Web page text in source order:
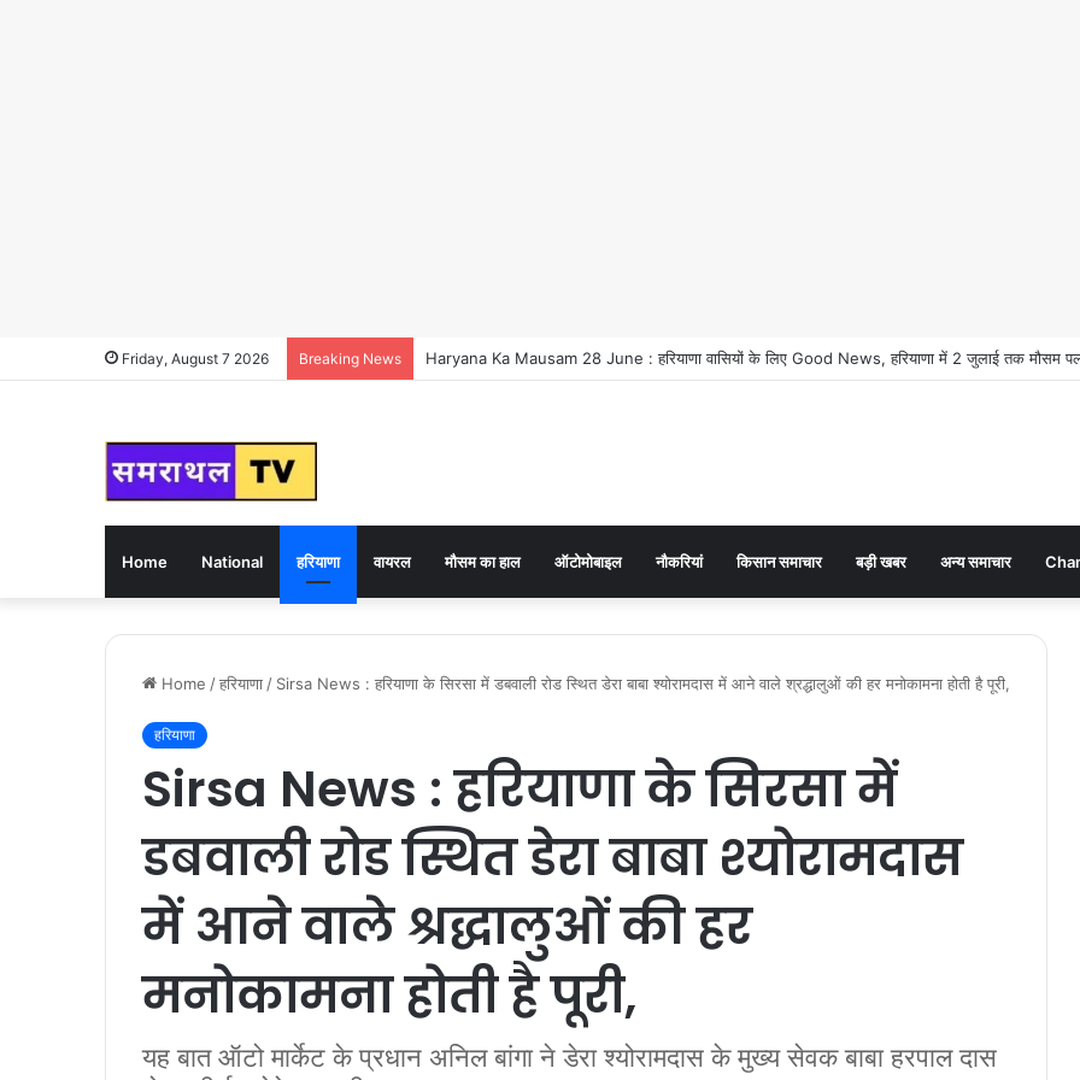
Friday, August 7 2026 Breaking News Haryana News : हरियाणा वासियों के लिए Good News, हरियाणा वासियों का गुरुग्राम में अपना घर लेने का
Home National हरियाणा वायरल मौसम का हाल ऑटोमोबाइल नौकरियां किसान समाचार बड़ी खबर अन्य समाचार
Home /हरियाणा / Sirsa News : हरियाणा के सिरसा में डबवाली रोड स्थित डेरा बाबा श्योरामदास में आने वाले श्रद्धालुओं की हर मनोकामना होती है पूरी,
हरियाणा
Sirsa News : हरियाणा के सिरसा में
डबवाली रोड स्थित डेरा बाबा श्योरामदास
में आने वाले श्रद्धालुओं की हर
मनोकामना होती है पूरी,
यह बात ऑटो मार्केट के प्रधान अनिल बांगा ने डेरा श्योरामदास के मुख्य सेवक बाबा हरपाल दास